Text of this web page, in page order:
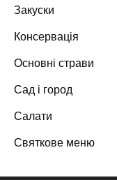
Закуски
Консервація
Основні страви
Сад і город
Салати
Святкове меню